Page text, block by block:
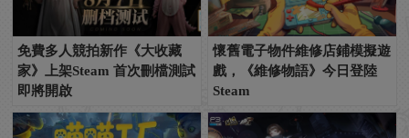
免費多人競拍新作《大收藏
家》上架Steam 首次刪檔測試
即將開啟
懷舊電子物件維修店鋪模擬遊
戲，《維修物語》今日登陸
Steam